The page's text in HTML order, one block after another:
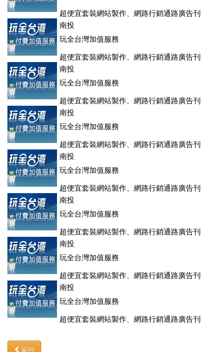
超便宜套裝網站製作、網路行銷通路廣告刊
登、訂房系統、客房委託旅行社銷售，全面優惠中....
南投
玩全台灣加值服務
超便宜套裝網站製作、網路行銷通路廣告刊
登、訂房系統、客房委託旅行社銷售，全面優惠中....
南投
玩全台灣加值服務
超便宜套裝網站製作、網路行銷通路廣告刊
登、訂房系統、客房委託旅行社銷售，全面優惠中....
南投
玩全台灣加值服務
超便宜套裝網站製作、網路行銷通路廣告刊
登、訂房系統、客房委託旅行社銷售，全面優惠中....
南投
玩全台灣加值服務
超便宜套裝網站製作、網路行銷通路廣告刊
登、訂房系統、客房委託旅行社銷售，全面優惠中....
南投
玩全台灣加值服務
超便宜套裝網站製作、網路行銷通路廣告刊
登、訂房系統、客房委託旅行社銷售，全面優惠中....
南投
玩全台灣加值服務
超便宜套裝網站製作、網路行銷通路廣告刊
登、訂房系統、客房委託旅行社銷售，全面優惠中....
南投
玩全台灣加值服務
超便宜套裝網站製作、網路行銷通路廣告刊
返回